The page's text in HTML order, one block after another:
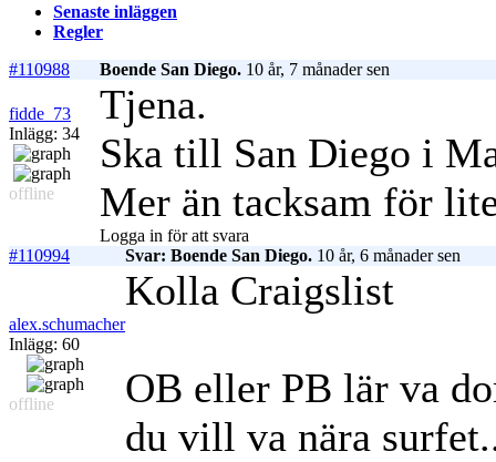
Senaste inläggen
Regler
#110988
Boende San Diego. 10 år, 7 månader sen
fidde_73
Inlägg: 34
offline
Tjena.
Ska till San Diego i
Mer än tacksam för
Logga in för att svara
#110994
Svar: Boende San Diego. 10 år, 6 månader sen
alex.schumacher
Inlägg: 60
offline
Kolla Craigslist
OB eller PB lär va
du vill va nära